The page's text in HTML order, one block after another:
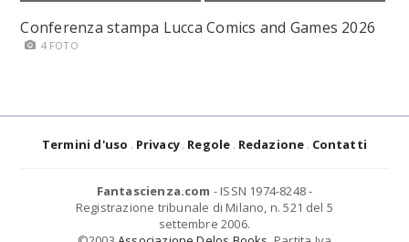
Conferenza stampa Lucca Comics and Games 2026
4 FOTO
Termini d'uso Privacy Regole Redazione Contatti
Fantascienza.com - ISSN 1974-8248 -
Registrazione tribunale di Milano, n. 521 del 5
settembre 2006.